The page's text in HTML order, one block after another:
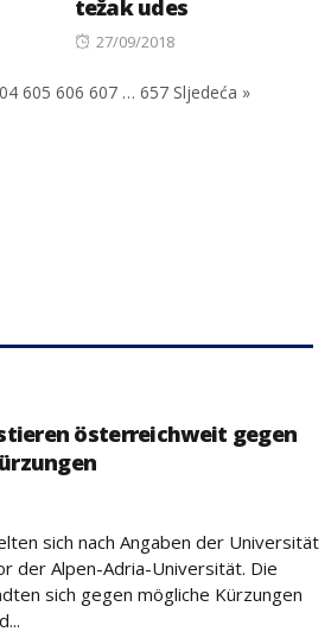
težak udes
Posted
27/09/2018
605 606 607 … 657 Sljedeća »
österreichweit gegen
sich nach Angaben der Universität
der Alpen-Adria-Universität. Die
sich gegen mögliche Kürzungen